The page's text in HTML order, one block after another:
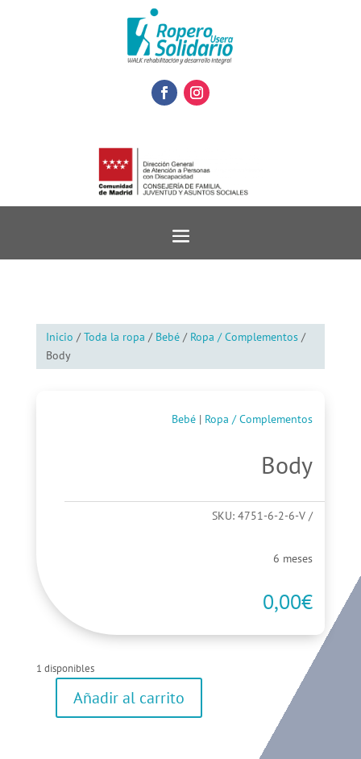
Inicio /Toda la ropa / Bebé/ Ropa / Complementos/
Body
Bebé | Ropa / Complementos
Body
SKU:4751-6-2-6-V
6 meses
0,00€
1 disponibles
Añadir al carrito